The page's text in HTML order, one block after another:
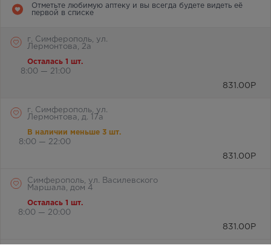
Отметьте любимую аптеку и вы всегда будете видеть её
первой в списке
г. Симферополь, ул.
Лермонтова, 2а
Осталась 1 шт.
8:00 — 21:00
831.00 Р
г. Симферополь, ул.
Лермонтова, д. 17а
В наличии меньше 3 шт.
8:00 — 22:00
831.00 Р
Симферополь, ул. Василевского
Маршала, дом 4
Осталась 1 шт.
8:00 — 20:00
831.00 Р